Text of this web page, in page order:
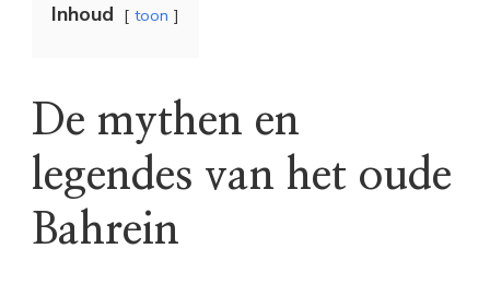
Inhoud toon
De mythen en
legendes van het oude
Bahrein